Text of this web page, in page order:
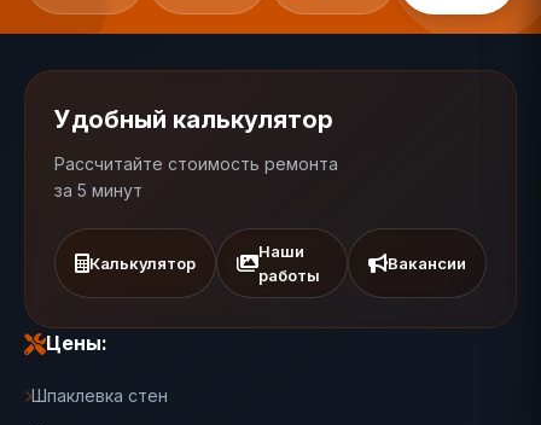
Удобный калькулятор
Рассчитайте стоимость ремонта
за 5 минут
Калькулятор
Наши
работы
Вакансии
Цены:
Шпаклевка стен